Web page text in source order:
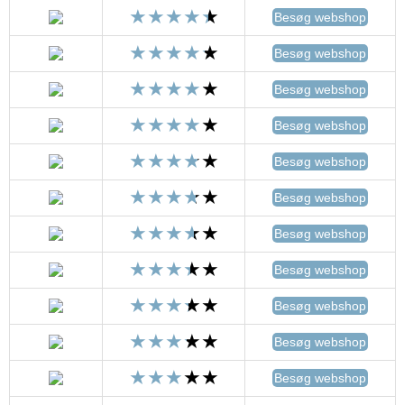
Besøg webshop
Besøg webshop
Besøg webshop
Besøg webshop
Besøg webshop
Besøg webshop
Besøg webshop
Besøg webshop
Besøg webshop
Besøg webshop
Besøg webshop